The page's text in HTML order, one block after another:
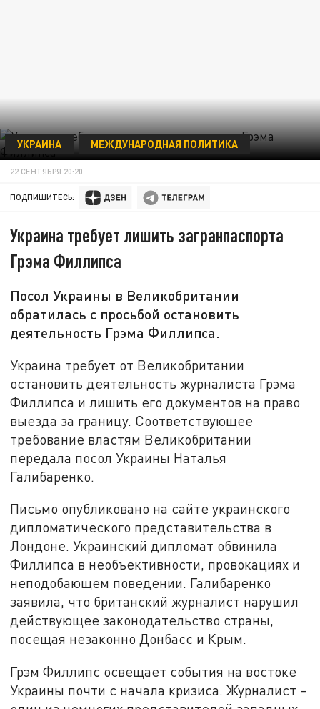
УКРАИНА МЕЖДУНАРОДНАЯ ПОЛИТИКА
22 СЕНТЯБРЯ 20:20
ПОДПИШИТЕСЬ:
Украина требует лишить загранпаспорта
Грэма Филлипса
Посол Украины в Великобритании
обратилась с просьбой остановить
деятельность Грэма Филлипса.
Украина требует от Великобритании
остановить деятельность журналиста Грэма
Филлипса и лишить его документов на право
выезда за границу. Соответствующее
требование властям Великобритании
передала посол Украины Наталья
Галибаренко.
Письмо опубликовано на сайте украинского
дипломатического представительства в
Лондоне. Украинский дипломат обвинила
Филлипса в необъективности, провокациях и
неподобающем поведении. Галибаренко
заявила, что британский журналист нарушил
действующее законодательство страны,
посещая незаконно Донбасс и Крым.
Грэм Филлипс освещает события на востоке
Украины почти с начала кризиса. Журналист –